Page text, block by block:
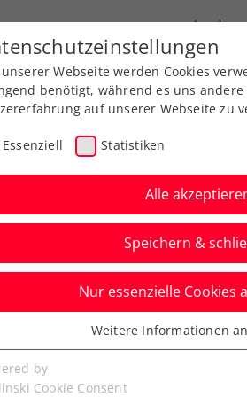
Ausbildung
mit Ofner
Webseite werden Cookies
benötigt, während es uns
auf unserer Webseite zu
Essenziell Statistiken
Alle
Speichern &
Nur essenzielle Cookies
Cookies werden für
benötigt. Dadurch ist
Weitere Informationen
by
Cookie Consent